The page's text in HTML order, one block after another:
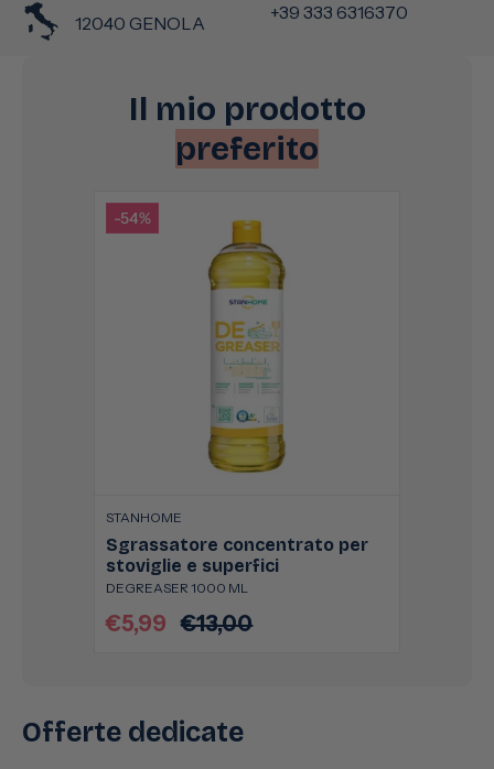
12040 GENOLA +39 333 6316370
Il mio prodotto
preferito
-54%
STANHOME
Sgrassatore concentrato per
stoviglie e superfici
DEGREASER 1000 ML
Prezzo
€5,99
Prezzo
€13,00
Offerte dedicate